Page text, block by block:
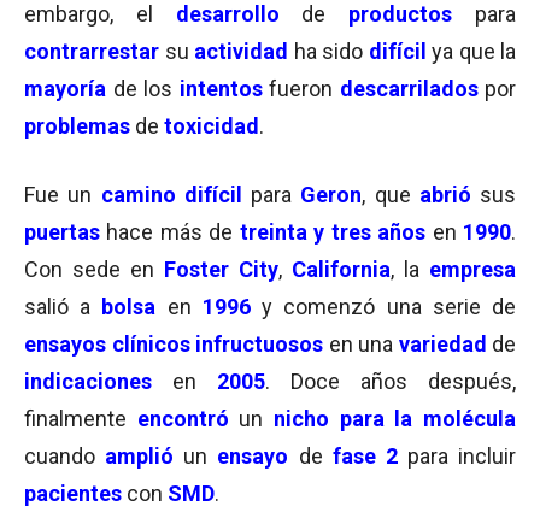
embargo, el desarrollo de productos
para
contrarrestar su actividad ha sido difícil ya que la
mayoría de los intentos fueron descarrilados por
problemas de toxicidad .
Fue un camino difícil para Geron, que abrió sus
puertas hace más de treinta y tres años en 1990.
Con sede en Foster City, California, l a empresa
salió a
bolsa en 1996 y comenzó una serie de
ensayos clínicos infructuosos en una variedad de
indicaciones
en 2005. Doce años después,
finalmente encontró un nicho para la molécula
cuando amplió un ensayo de fase 2 para incluir
pacientes con SMD.